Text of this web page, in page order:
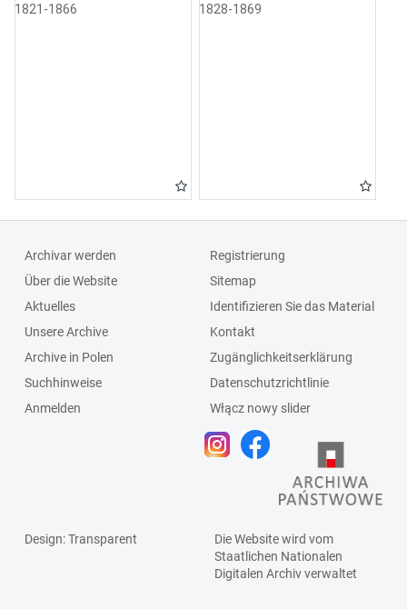
Domainen-
1821-1866
und
1828-1869
Archivar werden
Über die Website
Aktuelles
Unsere Archive
Archive in Polen
Suchhinweise
Anmelden
Registrierung
Sitemap
Identifizieren Sie das Material
Kontakt
Zugänglichkeitserklärung
Datenschutzrichtlinie
Włącz nowy slider
Design: Transparent
Die Website wird vom
Staatlichen Nationalen
Digitalen Archivverwaltet